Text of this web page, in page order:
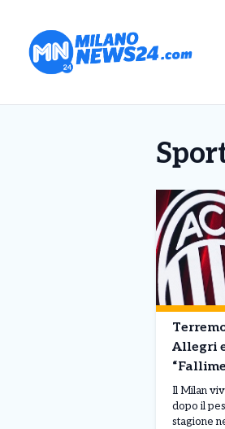
Terremoto
Allegri
Il Milan
dopo il
stagione